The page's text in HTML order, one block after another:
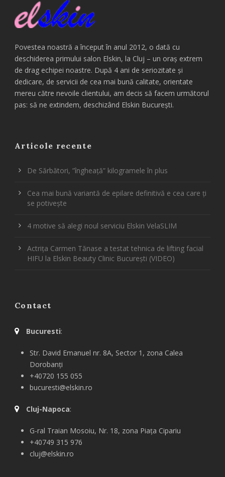
Povestea noastră a început în anul 2012, o dată cu
deschiderea primului salon Elskin, la Cluj – un oraș extrem
de drag echipei noastre. După 4 ani de seriozitate și
dedicare, de servicii de cea mai bună calitate, orientate
mereu către nevoile clientului, am decis să facem următorul
pas: să ne extindem, deschizând Elskin București.
Articole recente
De Sărbători, ”îngheață” kilogramele în plus
Cea mai bună variantă de epilare definitivă e cea care ți
se potivește
4 motive să alegi noul serviciu Elskin VelaSLIM
Actrița Carmen Tănase a testat tehnica de lifting facial
HIFU la Elskin Beauty Clinic București (VIDEO)
Contact
Bucuresti:
Str. David Emanuel nr. 8A, Sector 1, zona Calea
Dorobanți
+40720 155 055
bucuresti@elskin.ro
Cluj-Napoca:
G-ral Traian Mosoiu, Nr. 18, zona Piața Cipariu
+40749 315 976
cluj@elskin.ro